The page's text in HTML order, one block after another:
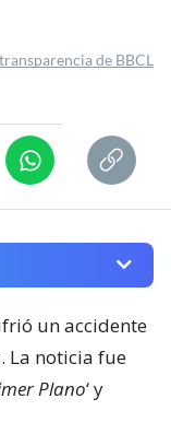
de BBCL
un accidente
La noticia fue
Plano‘ y